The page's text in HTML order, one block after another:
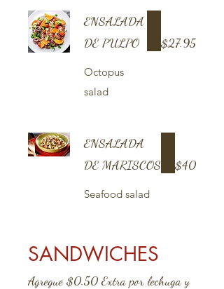
ENSALADA
DE PULPO
Octopus
salad
$27.95
ENSALADA
DE MARISCOS
Seafood salad
$40
SANDWICHES
Agregue $0.50 Extra por lechuga y